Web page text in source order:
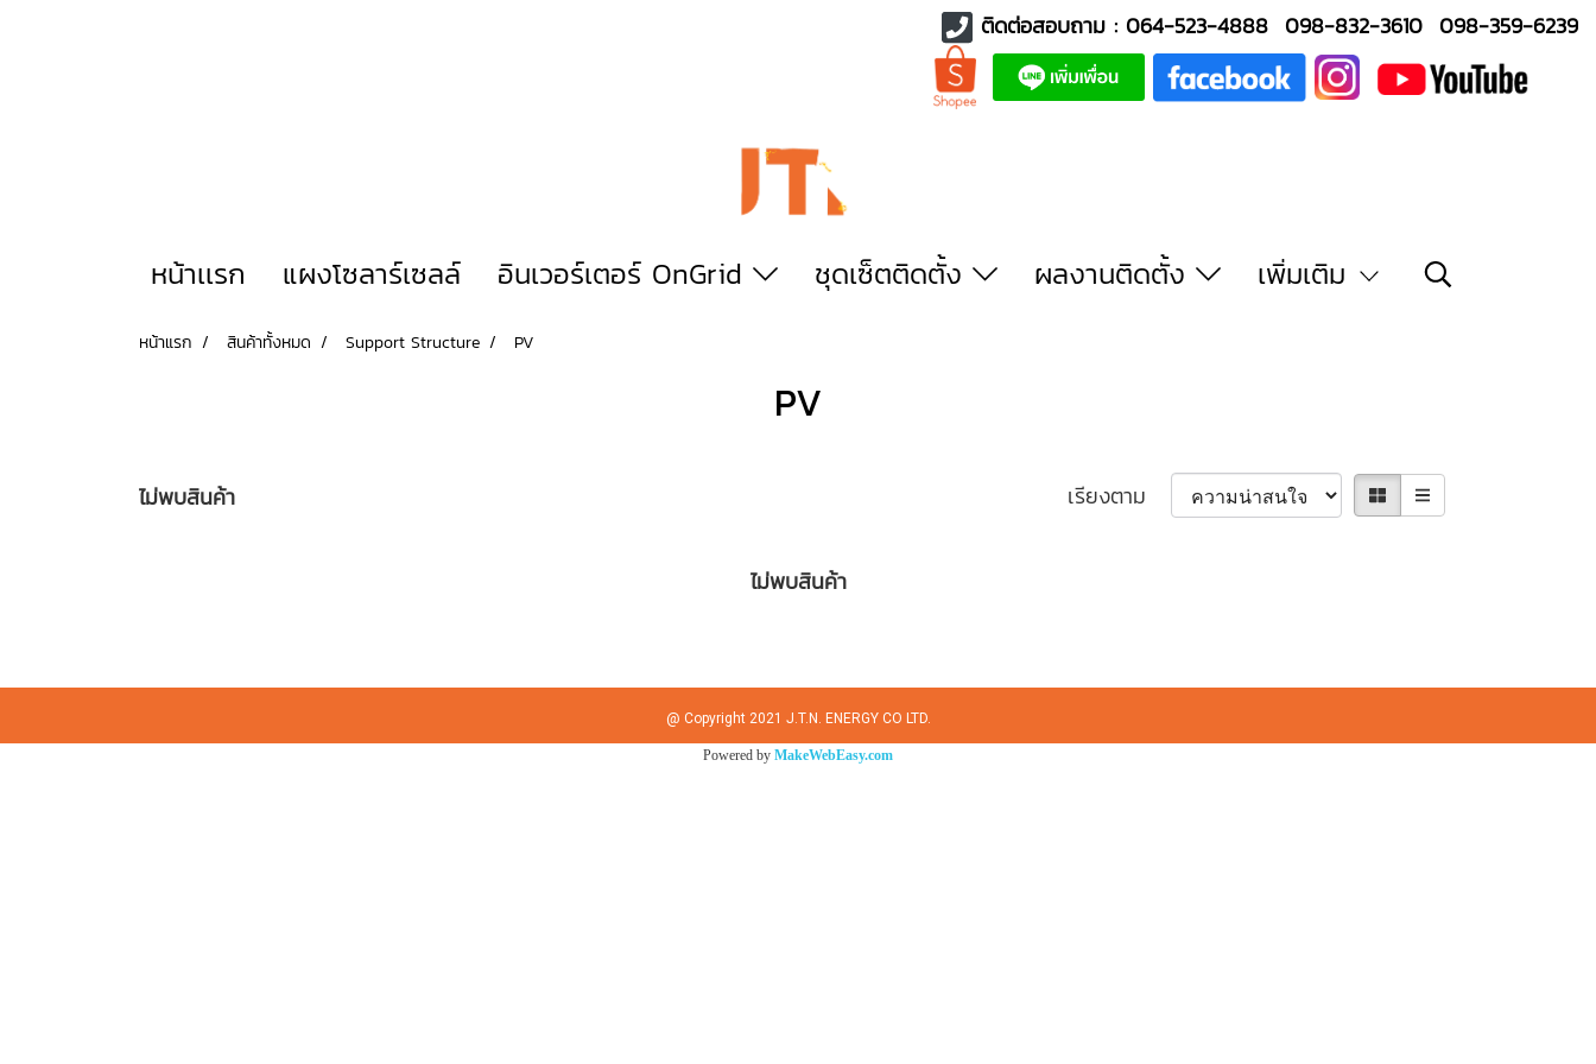
ติดต่อสอบถาม : 064-523-4888 098-832-3610 098-359-6239
หน้าเเรก แผงโซลาร์เซลล์ อินเวอร์เตอร์ OnGrid ชุดเซ็ตติดตั้ง ผลงานติดตั้ง เพิ่มเติม
หน้าแรก สินค้าทั้งหมด Support Structure PV
PV
ไม่พบสินค้า เรียงตาม
ไม่พบสินค้า
@ Copyright 2021 J.T.N. ENERGY CO LTD.
Powered by MakeWebEasy.com